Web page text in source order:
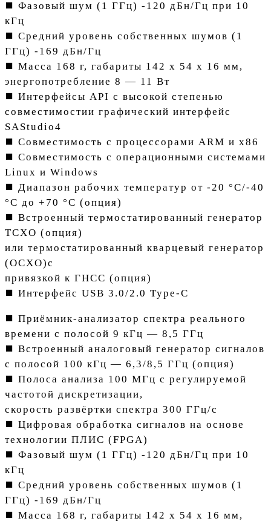
⯀ Фазовый шум (1 ГГц) -120 дБн/Гц при 10
кГц
⯀ Средний уровень собственных шумов (1
ГГц) -169 дБн/Гц
⯀ Масса 168 г, габариты 142 х 54 х 16 мм,
энергопотребление 8 — 11 Вт
⯀ Интерфейсы API с высокой степенью
совместимостии графический интерфейс
SAStudio4
⯀ Совместимость с процессорами ARM и x86
⯀ Совместимость с операционными системами
Linux и Windows
⯀ Диапазон рабочих температур от -20 °C/-40
°C до +70 °C (опция)
⯀ Встроенный термостатированный генератор
ТCXO (опция)
или термостатированный кварцевый генератор
(OCXO)с
привязкой к ГНСС (опция)
⯀ Интерфейс USB 3.0/2.0 Type-C
⯀ Приёмник-анализатор спектра реального
времени с полосой 9 кГц — 8,5 ГГц
⯀ Встроенный аналоговый генератор сигналов
с полосой 100 кГц — 6,3/8,5 ГГц (опция)
⯀ Полоса анализа 100 МГц с регулируемой
частотой дискретизации,
скорость развёртки спектра 300 ГГц/с
⯀ Цифровая обработка сигналов на основе
технологии ПЛИС (FPGA)
⯀ Фазовый шум (1 ГГц) -120 дБн/Гц при 10
кГц
⯀ Средний уровень собственных шумов (1
ГГц) -169 дБн/Гц
⯀ Масса 168 г, габариты 142 х 54 х 16 мм,